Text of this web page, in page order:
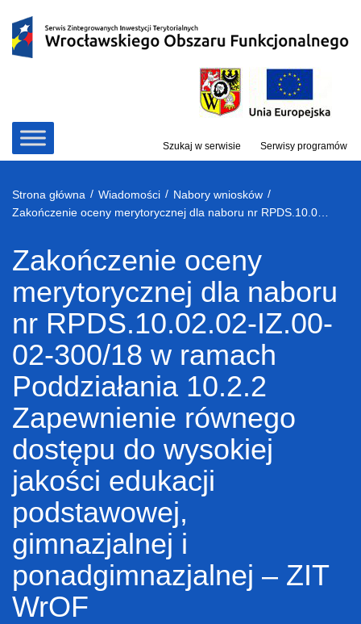
treści
Szukaj w serwisie Serwisy programów
Strona główna / Wiadomości / Nabory wniosków /
Zakończenie oceny
merytorycznej dla naboru
nr RPDS.10.02.02-IZ.00-
02-300/18 w ramach
Poddziałania 10.2.2
Zapewnienie równego
dostępu do wysokiej
jakości edukacji
podstawowej,
gimnazjalnej i
ponadgimnazjalnej – ZIT
WrOF